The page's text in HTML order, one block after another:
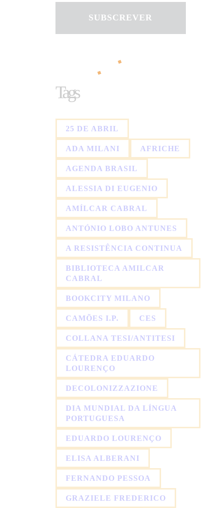
SUBSCREVER
Tags
25 DE ABRIL
ADA MILANI AFRICHE
AGENDA BRASIL
ALESSIA DI EUGENIO
AMÍLCAR CABRAL
ANTÓNIO LOBO ANTUNES
A RESISTÊNCIA CONTINUA
BIBLIOTECA AMILCAR
CABRAL
BOOKCITY MILANO
CAMÕES I.P. CES
COLLANA TESI/ANTITESI
CÁTEDRA EDUARDO
LOURENÇO
DECOLONIZZAZIONE
DIA MUNDIAL DA LÍNGUA
PORTUGUESA
EDUARDO LOURENÇO
ELISA ALBERANI
FERNANDO PESSOA
GRAZIELE FREDERICO